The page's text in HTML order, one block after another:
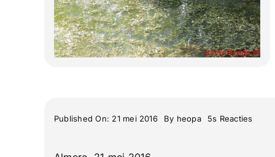
Published On: 21 mei 2016 By heopa 5s Reactieson